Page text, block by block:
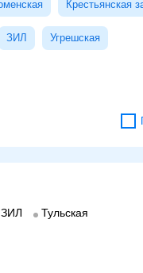
Крестьянская
ЗИЛ Угрешская
ЗИЛ Тульская